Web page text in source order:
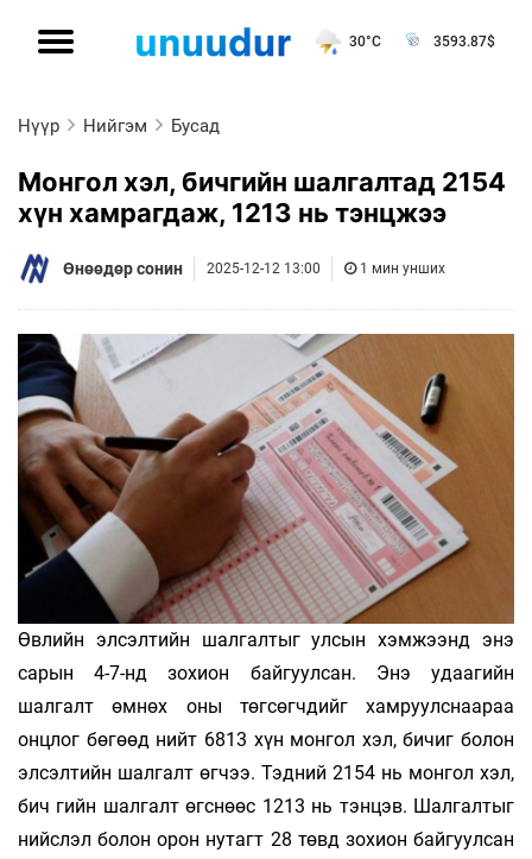
30°C 3593.87$
Нүүр Нийгэм Бусад
Монгол хэл, бичгийн шалгалтад 2154
хүн хамрагдаж, 1213 нь тэнцжээ
Өнөөдөр сонин 2025-12-12 13:00 1 мин унших
Өвлийн элсэлтийн шалгалтыг улсын хэмжээнд энэ
сарын 4-7-нд зохион байгуулсан. Энэ удаагийн
шалгалт өмнөх оны төгсөгчдийг хамруулснаараа
онцлог бөгөөд нийт 6813 хүн монгол хэл, бичиг болон
элсэлтийн шалгалт өгчээ. Тэдний 2154 нь монгол хэл,
бич­ гийн шалгалт өгснөөс 1213 нь тэнцэв. Шалгалтыг
нийслэл болон орон нутагт 28 төвд зохион байгуулсан